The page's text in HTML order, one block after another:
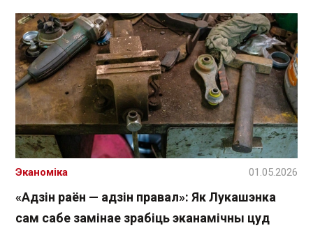
«Адзін раён — адзін правал»: Як Лукашэнка
сам сабе замінае зрабіць эканамічны цуд
Эканоміка 01.05.2026